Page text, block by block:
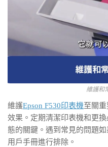
維護和
維護Epson F530印表機至關
效果。定期清潔印表機和更
態的關鍵。遇到常見的問題
用戶手冊進行排除。